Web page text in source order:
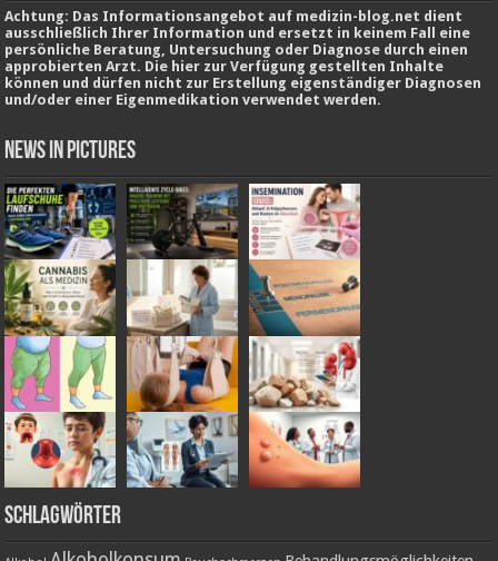
Achtung: Das Informationsangebot auf medizin-blog.net dient
ausschließlich Ihrer Information und ersetzt in keinem Fall eine
persönliche Beratung, Untersuchung oder Diagnose durch einen
approbierten Arzt. Die hier zur Verfügung gestellten Inhalte
können und dürfen nicht zur Erstellung eigenständiger Diagnosen
und/oder einer Eigenmedikation verwendet werden.
News in Pictures
Schlagwörter